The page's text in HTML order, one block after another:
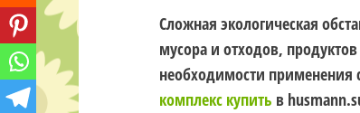
Сложная экологическая
мусора и отходов,
необходимости применения
комплекс купить в